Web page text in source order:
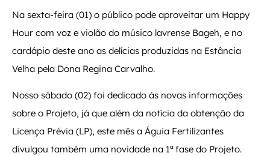
Na sexta-feira (01) o público pode aproveitar um Happy
Hour com voz e violão do músico lavrense Bageh, e no
cardápio deste ano as delícias produzidas na Estância
Velha pela Dona Regina Carvalho.
Nosso sábado (02) foi dedicado às novas informações
sobre o Projeto, já que além da notícia da obtenção da
Licença Prévia (LP), este mês a Águia Fertilizantes
divulgou também uma novidade na 1ª fase do Projeto.